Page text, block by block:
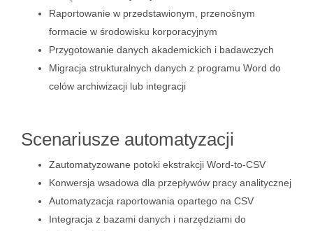
Raportowanie w przedstawionym, przenośnym
formacie w środowisku korporacyjnym
Przygotowanie danych akademickich i badawczych
Migracja strukturalnych danych z programu Word do
celów archiwizacji lub integracji
Scenariusze automatyzacji
Zautomatyzowane potoki ekstrakcji Word-to-CSV
Konwersja wsadowa dla przepływów pracy analitycznej
Automatyzacja raportowania opartego na CSV
Integracja z bazami danych i narzędziami do